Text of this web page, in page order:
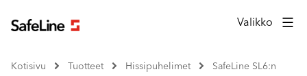
Valikko
Kotisivu Tuotteet Hissipuhelimet
SafeLine SL6:n